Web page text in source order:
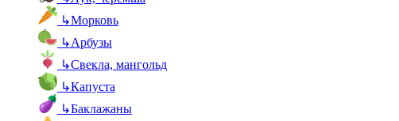
↳Морковь
↳Арбузы
↳Свекла, мангольд
↳Капуста
↳Баклажаны